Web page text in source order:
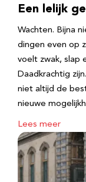
Een lelijk
Wachten. Bijna
dingen even op
voelt zwak, slap
Daadkrachtig
niet altijd de
nieuwe
Lees meer